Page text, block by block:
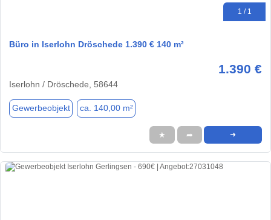
1 / 1
Büro in Iserlohn Dröschede 1.390 € 140 m²
1.390 €
Iserlohn / Dröschede, 58644
Gewerbeobjekt ca. 140,00 m²
★ ➦ ➜